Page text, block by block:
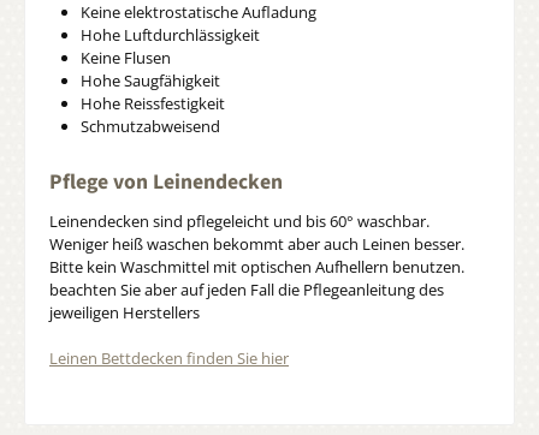
Keine elektrostatische Aufladung
Hohe Luftdurchlässigkeit
Keine Flusen
Hohe Saugfähigkeit
Hohe Reissfestigkeit
Schmutzabweisend
Pflege von Leinendecken
Leinendecken sind pflegeleicht und bis 60° waschbar.
Weniger heiß waschen bekommt aber auch Leinen besser.
Bitte kein Waschmittel mit optischen Aufhellern benutzen.
beachten Sie aber auf jeden Fall die Pflegeanleitung des
jeweiligen Herstellers
Leinen Bettdecken finden Sie hier